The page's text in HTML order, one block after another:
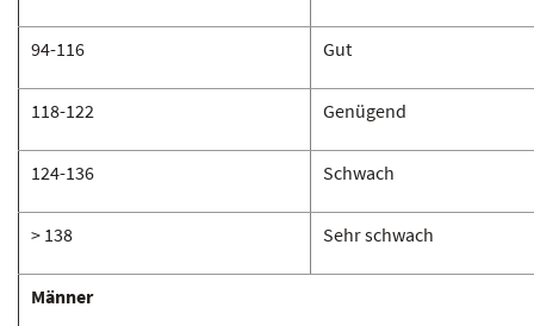
94-116 Gut
118-122 Genügend
124-136 Schwach
> 138 Sehr schwach
Männer